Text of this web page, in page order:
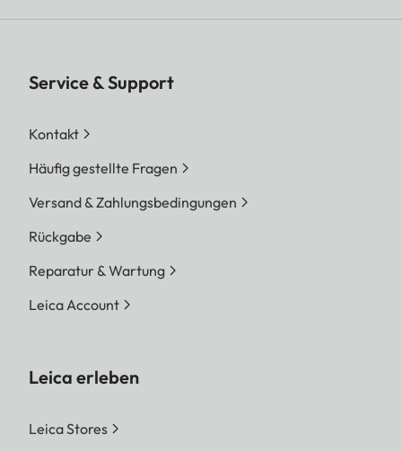
Service & Support
Kontakt
Häufig gestellte Fragen
Versand & Zahlungsbedingungen
Rückgabe
Reparatur & Wartung
Leica Account
Leica erleben
Leica Stores